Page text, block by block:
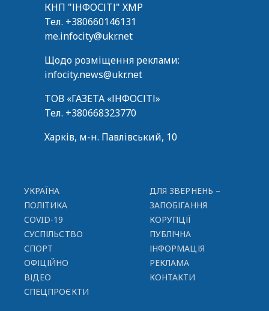
КНП "ІНФОСІТІ" ХМР
Тел. +380660146131
me.infocity@ukr.net
Щодо розміщення реклами:
infocity.news@ukr.net
ТОВ «ГАЗЕТА «ІНФОСІТІ»
Тел. +380668323770
Харків, м-н. Павлівський, 10
УКРАЇНА
ПОЛІТИКА
COVID-19
СУСПІЛЬСТВО
СПОРТ
ОФІЦІЙНО
ВІДЕО
СПЕЦПРОЄКТИ
ДЛЯ ЗВЕРНЕНЬ –
ЗАПОБІГАННЯ
КОРУПЦІЇ
ПУБЛІЧНА
ІНФОРМАЦІЯ
РЕКЛАМА
КОНТАКТИ